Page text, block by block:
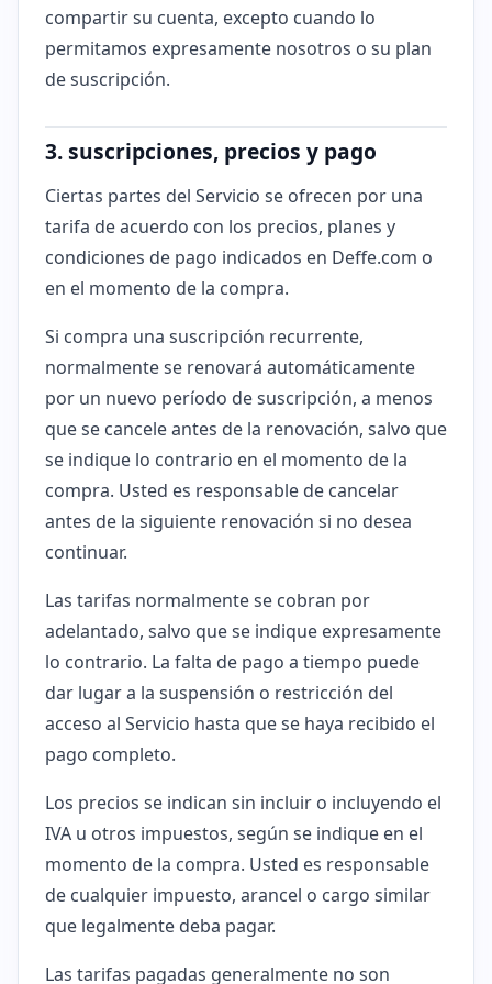
compartir su cuenta, excepto cuando lo
permitamos expresamente nosotros o su plan
de suscripción.
3. suscripciones, precios y pago
Ciertas partes del Servicio se ofrecen por una
tarifa de acuerdo con los precios, planes y
condiciones de pago indicados en Deffe.com o
en el momento de la compra.
Si compra una suscripción recurrente,
normalmente se renovará automáticamente
por un nuevo período de suscripción, a menos
que se cancele antes de la renovación, salvo que
se indique lo contrario en el momento de la
compra. Usted es responsable de cancelar
antes de la siguiente renovación si no desea
continuar.
Las tarifas normalmente se cobran por
adelantado, salvo que se indique expresamente
lo contrario. La falta de pago a tiempo puede
dar lugar a la suspensión o restricción del
acceso al Servicio hasta que se haya recibido el
pago completo.
Los precios se indican sin incluir o incluyendo el
IVA u otros impuestos, según se indique en el
momento de la compra. Usted es responsable
de cualquier impuesto, arancel o cargo similar
que legalmente deba pagar.
Las tarifas pagadas generalmente no son